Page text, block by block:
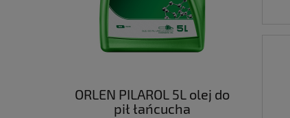
ORLEN PILAROL 5L olej do
pił łańcucha